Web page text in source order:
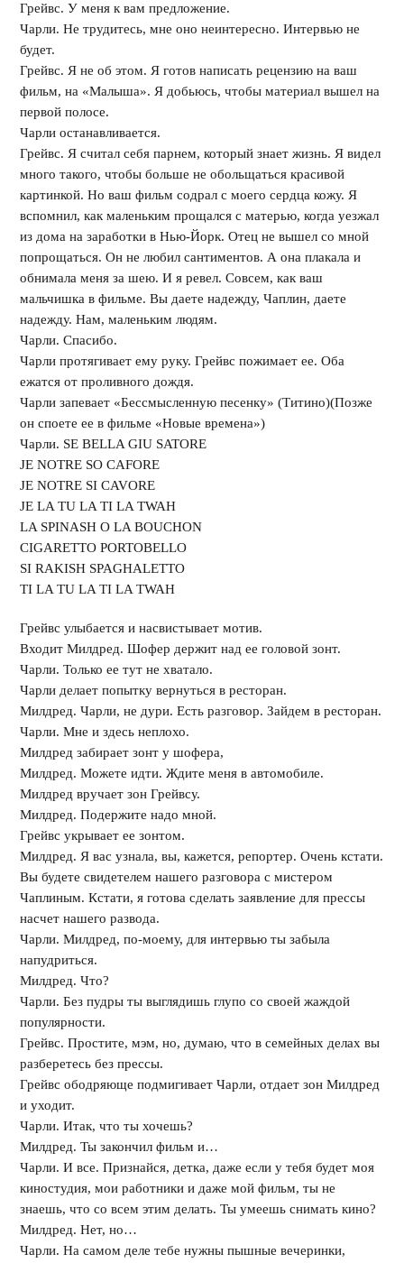
Грейвс. У меня к вам предложение.
Чарли. Не трудитесь, мне оно неинтересно. Интервью не
будет.
Грейвс. Я не об этом. Я готов написать рецензию на ваш
фильм, на «Малыша». Я добьюсь, чтобы материал вышел на
первой полосе.
Чарли останавливается.
Грейвс. Я считал себя парнем, который знает жизнь. Я видел
много такого, чтобы больше не обольщаться красивой
картинкой. Но ваш фильм содрал с моего сердца кожу. Я
вспомнил, как маленьким прощался с матерью, когда уезжал
из дома на заработки в Нью-Йорк. Отец не вышел со мной
попрощаться. Он не любил сантиментов. А она плакала и
обнимала меня за шею. И я ревел. Совсем, как ваш
мальчишка в фильме. Вы даете надежду, Чаплин, даете
надежду. Нам, маленьким людям.
Чарли. Спасибо.
Чарли протягивает ему руку. Грейвс пожимает ее. Оба
ежатся от проливного дождя.
Чарли запевает «Бессмысленную песенку» (Титино)(Позже
он споете ее в фильме «Новые времена»)
Чарли. SE BELLA GIU SATORE
JE NOTRE SO CAFORE
JE NOTRE SI CAVORE
JE LA TU LA TI LA TWAH
LA SPINASH O LA BOUCHON
CIGARETTO PORTOBELLO
SI RAKISH SPAGHALETTO
TI LA TU LA TI LA TWAH
Грейвс улыбается и насвистывает мотив.
Входит Милдред. Шофер держит над ее головой зонт.
Чарли. Только ее тут не хватало.
Чарли делает попытку вернуться в ресторан.
Милдред. Чарли, не дури. Есть разговор. Зайдем в ресторан.
Чарли. Мне и здесь неплохо.
Милдред забирает зонт у шофера,
Милдред. Можете идти. Ждите меня в автомобиле.
Милдред вручает зон Грейвсу.
Милдред. Подержите надо мной.
Грейвс укрывает ее зонтом.
Милдред. Я вас узнала, вы, кажется, репортер. Очень кстати.
Вы будете свидетелем нашего разговора с мистером
Чаплиным. Кстати, я готова сделать заявление для прессы
насчет нашего развода.
Чарли. Милдред, по-моему, для интервью ты забыла
напудриться.
Милдред. Что?
Чарли. Без пудры ты выглядишь глупо со своей жаждой
популярности.
Грейвс. Простите, мэм, но, думаю, что в семейных делах вы
разберетесь без прессы.
Грейвс ободряюще подмигивает Чарли, отдает зон Милдред
и уходит.
Чарли. Итак, что ты хочешь?
Милдред. Ты закончил фильм и…
Чарли. И все. Признайся, детка, даже если у тебя будет моя
киностудия, мои работники и даже мой фильм, ты не
знаешь, что со всем этим делать. Ты умеешь снимать кино?
Милдред. Нет, но…
Чарли. На самом деле тебе нужны пышные вечеринки,